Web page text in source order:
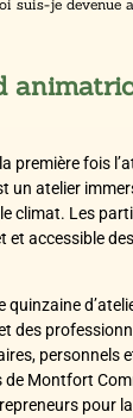
suis-je devenue
première fois
un atelier
climat. Les
accessible
quinzaine
des
personnels
de Montfort
pour